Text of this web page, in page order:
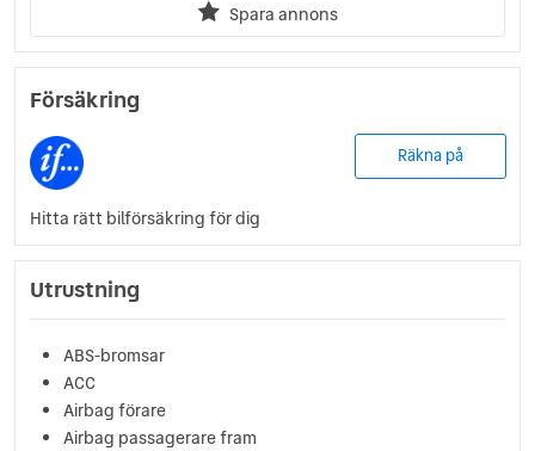
Spara annons
Försäkring
Räkna på
Hitta rätt bilförsäkring för dig
Utrustning
ABS-bromsar
ACC
Airbag förare
Airbag passagerare fram